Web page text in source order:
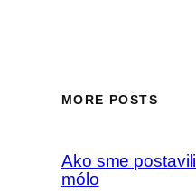
MORE POSTS
Ako sme postavili
mólo